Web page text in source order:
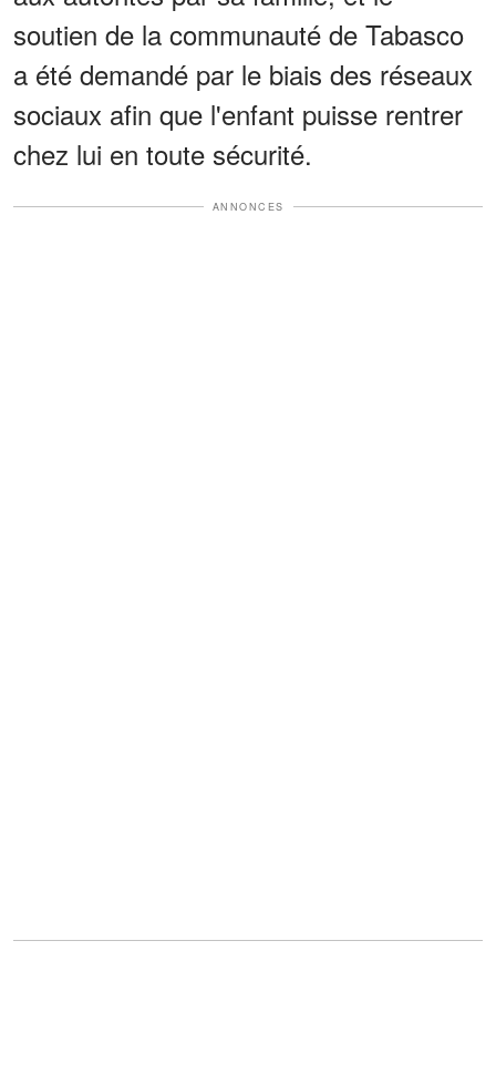
soutien de la communauté de Tabasco
a été demandé par le biais des réseaux
sociaux afin que l'enfant puisse rentrer
chez lui en toute sécurité.
ANNONCES